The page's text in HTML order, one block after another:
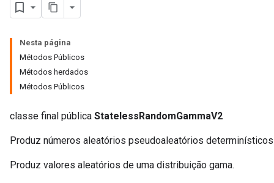
Nesta página
Métodos Públicos
Métodos herdados
Métodos Públicos
classe final pública StatelessRandomGammaV2
Produz números aleatórios pseudoaleatórios
Produz valores aleatórios de uma distribuição gama.